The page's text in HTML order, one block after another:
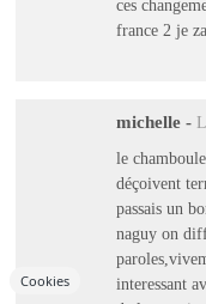
ces
france 2 je
michelle -
le
déçoivent
passais un
naguy on
interessant
Cookies